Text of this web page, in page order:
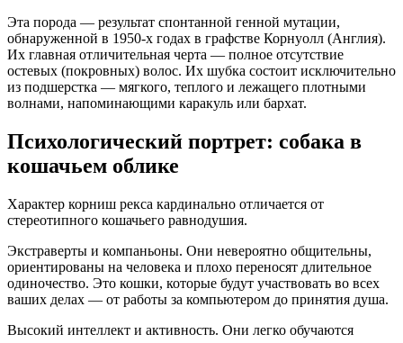
Эта порода — результат спонтанной генной мутации,
обнаруженной в 1950-х годах в графстве Корнуолл (Англия).
Их главная отличительная черта — полное отсутствие
остевых (покровных) волос. Их шубка состоит исключительно
из подшерстка — мягкого, теплого и лежащего плотными
волнами, напоминающими каракуль или бархат.
Психологический портрет: собака в
кошачьем облике
Характер корниш рекса кардинально отличается от
стереотипного кошачьего равнодушия.
Экстраверты и компаньоны. Они невероятно общительны,
ориентированы на человека и плохо переносят длительное
одиночество. Это кошки, которые будут участвовать во всех
ваших делах — от работы за компьютером до принятия душа.
Высокий интеллект и активность. Они легко обучаются